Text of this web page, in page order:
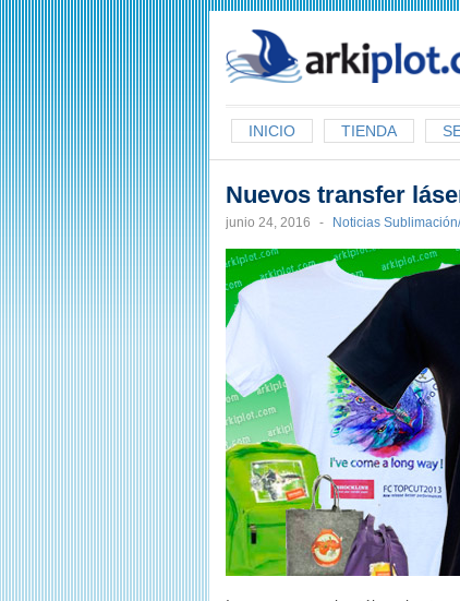
INICIO TIENDA
Nuevos transfer
junio 24, 2016 - Noticias